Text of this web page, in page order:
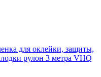
для оклейки, защиты,
рулон 3 метра VHQ